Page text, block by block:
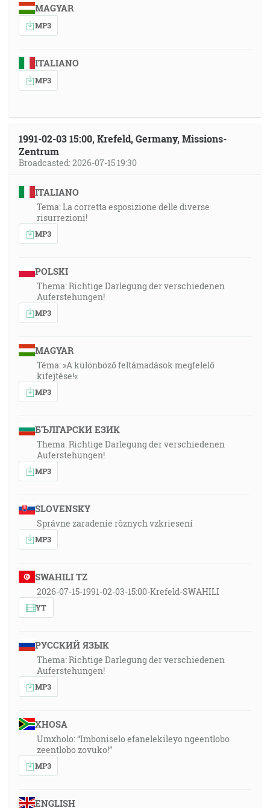
MAGYAR
MP3
ITALIANO
MP3
1991-02-03 15:00, Krefeld, Germany, Missions-
Zentrum
Broadcasted: 2026-07-15 19:30
ITALIANO
Tema: La corretta esposizione delle diverse
risurrezioni!
MP3
POLSKI
Thema: Richtige Darlegung der verschiedenen
Auferstehungen!
MP3
MAGYAR
Téma: »A különböző feltámadások megfelelő
kifejtése!«
MP3
БЪЛГАРСКИ ЕЗИК
Thema: Richtige Darlegung der verschiedenen
Auferstehungen!
MP3
SLOVENSKY
Správne zaradenie rôznych vzkriesení
MP3
SWAHILI TZ
2026-07-15-1991-02-03-15:00-Krefeld-SWAHILI
YT
РУССКИЙ ЯЗЫК
Thema: Richtige Darlegung der verschiedenen
Auferstehungen!
MP3
XHOSA
Umxholo: “Imboniselo efanelekileyo ngeentlobo
zeentlobo zovuko!”
MP3
ENGLISH